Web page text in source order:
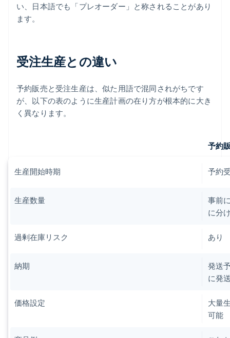
い、日本語でも「プレオーダー」と称されることがあり
ます。
受注生産との違い
予約販売と受注生産は、似た用語で混同されがちです
が、以下の表のように生産計画の在り方が根本的に大き
く異なります。
予約
生産開始時期 予約
生産数量
事前
に分
過剰在庫リスク あり
納期
発送
に発
価格設定
大量
可能